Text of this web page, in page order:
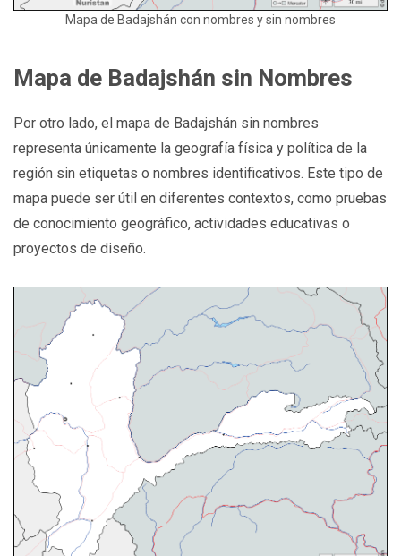
Mapa de Badajshán con nombres y sin nombres
Mapa de Badajshán sin Nombres
Por otro lado, el mapa de Badajshán sin nombres
representa únicamente la geografía física y política de la
región sin etiquetas o nombres identificativos. Este tipo de
mapa puede ser útil en diferentes contextos, como pruebas
de conocimiento geográfico, actividades educativas o
proyectos de diseño.